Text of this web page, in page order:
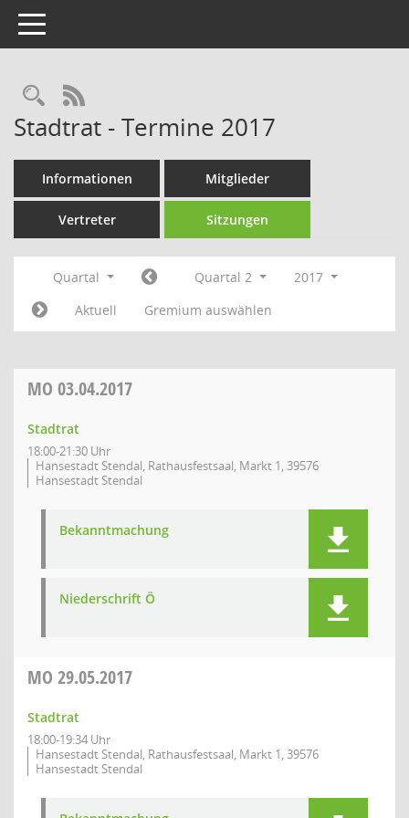
Toggle navigation
Rechercheauswahl
RSS-Feed
Stadtrat - Termine 2017
Informationen Mitglieder
Vertreter Sitzungen
Quartal Quartal 2
2017
Aktuell
Gremium auswählen
MO 03.04.2017
Stadtrat
18:00-21:30 Uhr
Hansestadt Stendal, Rathausfestsaal, Markt 1, 39576
Hansestadt Stendal
Bekanntmachung
Niederschrift Ö
MO 29.05.2017
Stadtrat
18:00-19:34 Uhr
Hansestadt Stendal, Rathausfestsaal, Markt 1, 39576
Hansestadt Stendal